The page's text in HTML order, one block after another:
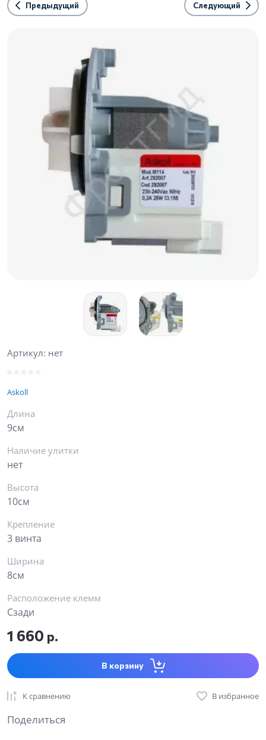
Предыдущий Следующий
Артикул: нет
Askoll
Длина
9см
Наличие улитки
нет
Высота
10см
Крепление
3 винта
Ширина
8см
Расположение клемм
Сзади
1 660 р.
В корзину
К сравнению В избранное
Поделиться